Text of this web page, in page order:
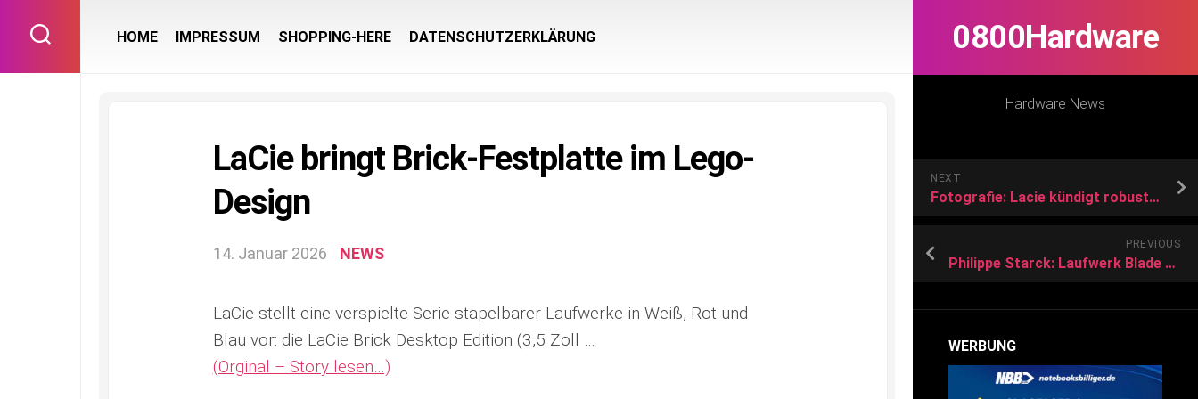
content
0800Hardware
Hardware News
NEXT
Fotografie: Lacie kündigt robuste SSD mit integriertem SD-Kartenleser an
PREVIOUS
Philippe Starck: Laufwerk Blade Runner von Lacie nur 9.999 Mal erhältlich
WERBUNG
HOME IMPRESSUM SHOPPING-HERE DATENSCHUTZERKLÄRUNG
LaCie bringt Brick-Festplatte im Lego-
Design
14. Januar 2026 NEWS
LaCie stellt eine verspielte Serie stapelbarer Laufwerke in Weiß, Rot und
Blau vor: die LaCie Brick Desktop Edition (3,5 Zoll …
(Orginal – Story lesen…)